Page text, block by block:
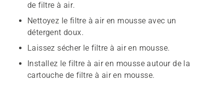
de filtre à air.
Nettoyez le filtre à air en mousse avec un
détergent doux.
Laissez sécher le filtre à air en mousse.
Installez le filtre à air en mousse autour de la
cartouche de filtre à air en mousse.